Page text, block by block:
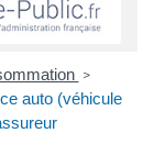
>
auto (véhicule